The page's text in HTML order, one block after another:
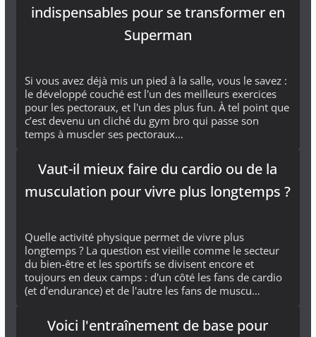
indispensables pour se transformer en
Superman
Si vous avez déjà mis un pied à la salle, vous le savez :
le développé couché est l'un des meilleurs exercices
pour les pectoraux, et l'un des plus fun. À tel point que
c’est devenu un cliché du gym bro qui passe son
temps à muscler ses pectoraux…
Vaut-il mieux faire du cardio ou de la
musculation pour vivre plus longtemps ?
Quelle activité physique permet de vivre plus
longtemps ? La question est vieille comme le secteur
du bien-être et les sportifs se divisent encore et
toujours en deux camps : d'un côté les fans de cardio
(et d'endurance) et de l'autre les fans de muscu…
Voici l'entraînement de base pour